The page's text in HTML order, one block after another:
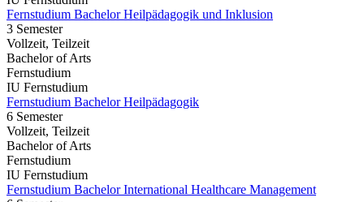
Fernstudium Bachelor Heilpädagogik und Inklusion
3 Semester
Vollzeit, Teilzeit
Bachelor of Arts
Fernstudium
IU Fernstudium
Fernstudium Bachelor Heilpädagogik
6 Semester
Vollzeit, Teilzeit
Bachelor of Arts
Fernstudium
IU Fernstudium
Fernstudium Bachelor International Healthcare Management